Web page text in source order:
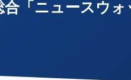
合「ニュースウォ